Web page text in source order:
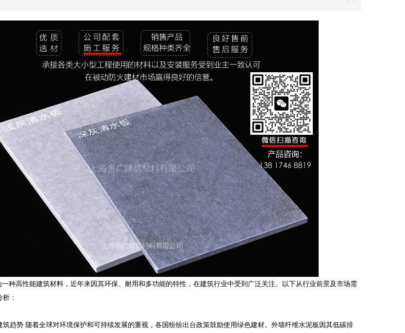
种高性能建筑材料，近年来因其环保、耐用和多功能的特性，在建筑行业中受到广泛关注。以下从行业前景及市场需
：
趋势 随着全球对环境保护和可持续发展的重视，各国纷纷出台政策鼓励使用绿色建材。外墙纤维水泥板因其低碳排